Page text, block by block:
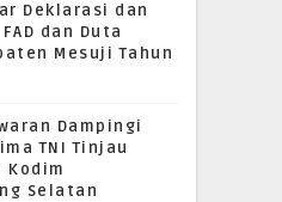
Deklarasi dan
dan Duta
Mesuji Tahun
Dampingi
TNI Tinjau
Kodim
Selatan